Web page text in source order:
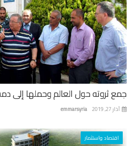
ثروته حول العالم وحملها إلى دمشق
emmarsyria 27, 2019
اقتصاد واستثمار